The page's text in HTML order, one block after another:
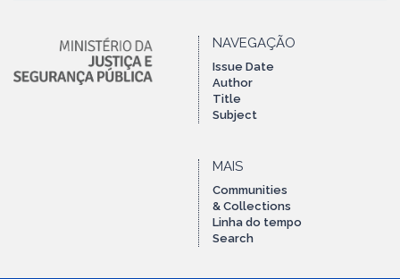
NAVEGAÇÃO
Issue Date
Author
Title
Subject
MAIS
Communities
& Collections
Linha do tempo
Search